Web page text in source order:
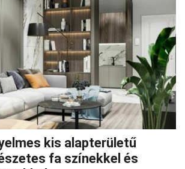
kis alapterületű
fa színekkel és